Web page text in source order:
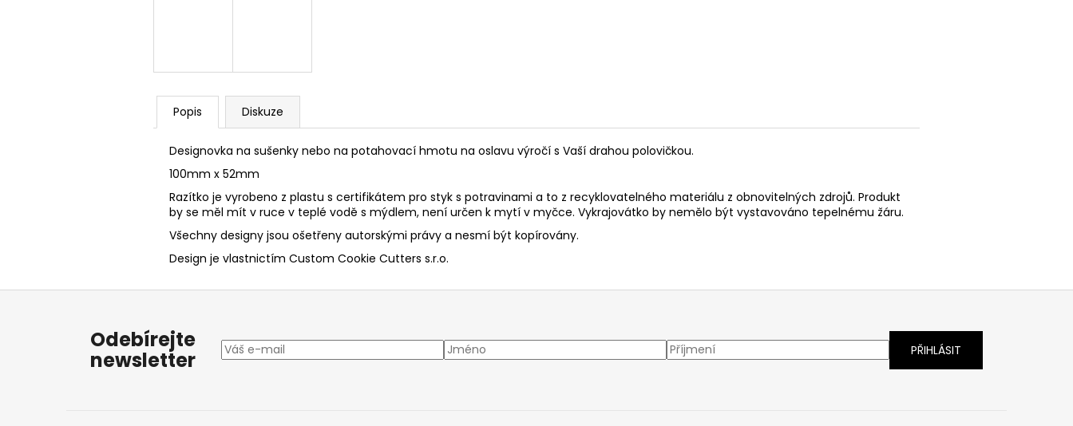
Popis Diskuze
Designovka na sušenky nebo na potahovací hmotu na oslavu výročí s Vaší drahou polovičkou.
100mm x 52mm
Razítko je vyrobeno z plastu s certifikátem pro styk s potravinami a to z recyklovatelného materiálu z obnovitelných zdrojů. Produkt
by se měl mít v ruce v teplé vodě s mýdlem, není určen k mytí v myčce. Vykrajovátko by nemělo být vystavováno tepelnému žáru.
Všechny designy jsou ošetřeny autorskými právy a nesmí být kopírovány.
Design je vlastnictím Custom Cookie Cutters s.r.o.
Z
Odebírejte
newsletter